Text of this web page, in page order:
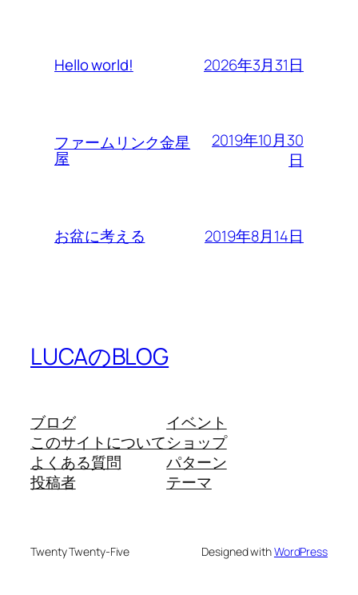
Hello world! 2026年3月31日
ファームリンク金星
屋
2019年10月30
日
お盆に考える 2019年8月14日
LUCAのBLOG
ブログ
このサイトについて
よくある質問
投稿者
イベント
ショップ
パターン
テーマ
Twenty Twenty-Five Designed withWordPress